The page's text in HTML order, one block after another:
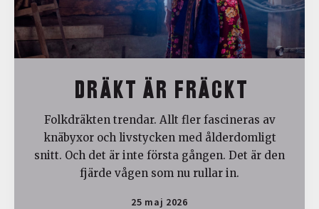
DRÄKT ÄR FRÄCKT
Folkdräkten trendar. Allt fler fascineras av
knäbyxor och livstycken med ålderdomligt
snitt. Och det är inte första gången. Det är den
fjärde vågen som nu rullar in.
25 maj 2026